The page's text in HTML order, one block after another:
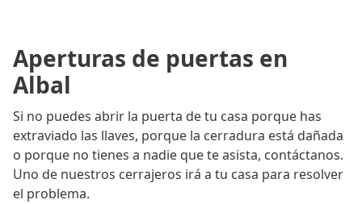
Aperturas de puertas en
Albal
Si no puedes abrir la puerta de tu casa porque has
extraviado las llaves, porque la cerradura está dañada
o porque no tienes a nadie que te asista, contáctanos.
Uno de nuestros cerrajeros irá a tu casa para resolver
el problema.